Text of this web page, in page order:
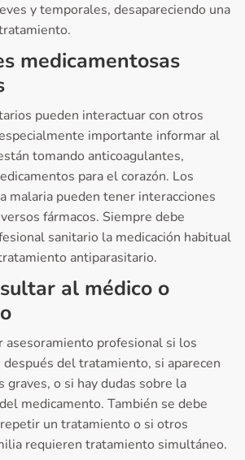
y temporales, desapareciendo una
medicamentosas
pueden interactuar con otros
importante informar al
tomando anticoagulantes,
para el corazón. Los
malaria pueden tener interacciones
fármacos. Siempre debe
sanitario la medicación habitual
antiparasitario.
al médico o
asesoramiento profesional si los
del tratamiento, si aparecen
graves, o si hay dudas sobre la
medicamento. También se debe
un tratamiento o si otros
requieren tratamiento simultáneo.